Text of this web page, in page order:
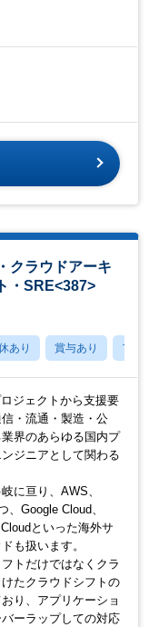
クラウドアーキ
・SRE<387>
あり 賞与あり フレッ
ジェクトから支援要
・流通・製造・公
界のあらゆる国内プ
ジニアとして関わる
に亘り、AWS、
、Google Cloud、
といった海外サ
も扱います。
トだけではなくクラ
たクラウドシフトの
り、アプリケーショ
ーラップしての対応